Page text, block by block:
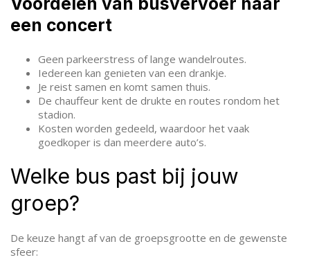
een concert
Geen parkeerstress of lange wandelroutes.
Iedereen kan genieten van een drankje.
Je reist samen en komt samen thuis.
De chauffeur kent de drukte en routes rondom het
stadion.
Kosten worden gedeeld, waardoor het vaak
goedkoper is dan meerdere auto’s.
Welke bus past bij jouw
groep?
De keuze hangt af van de groepsgrootte en de gewenste
sfeer: